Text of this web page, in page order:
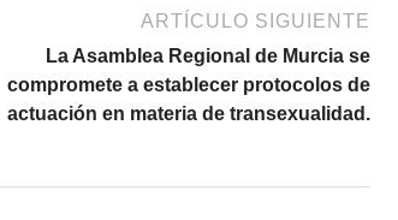
ARTÍCULO SIGUIENTE
La Asamblea Regional de Murcia se
compromete a establecer protocolos de
actuación en materia de transexualidad.